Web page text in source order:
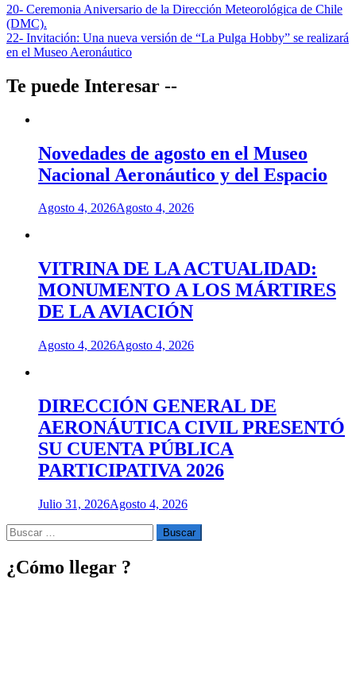
Navegación
de
entradas
20- Ceremonia Aniversario de la Dirección Meteorológica de Chile
(DMC).
22- Invitación: Una nueva versión de “La Pulga Hobby” se realizará
en el Museo Aeronáutico
Te puede Interesar --
Novedades de agosto en el Museo
Nacional Aeronáutico y del Espacio
Agosto 4, 2026Agosto 4, 2026
VITRINA DE LA ACTUALIDAD:
MONUMENTO A LOS MÁRTIRES
DE LA AVIACIÓN
Agosto 4, 2026Agosto 4, 2026
DIRECCIÓN GENERAL DE
AERONÁUTICA CIVIL PRESENTÓ
SU CUENTA PÚBLICA
PARTICIPATIVA 2026
Julio 31, 2026Agosto 4, 2026
Buscar
por:
¿Cómo llegar ?